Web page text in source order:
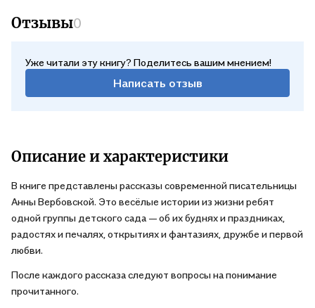
Отзывы0
Уже читали эту книгу? Поделитесь вашим мнением!
Написать отзыв
Описание и характеристики
В книге представлены рассказы современной писательницы
Анны Вербовской. Это весёлые истории из жизни ребят
одной группы детского сада — об их буднях и праздниках,
радостях и печалях, открытиях и фантазиях, дружбе и первой
любви.
После каждого рассказа следуют вопросы на понимание
прочитанного.